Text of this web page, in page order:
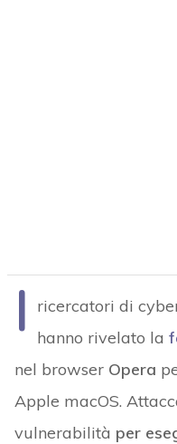
I ricercatori di
hanno rivelato la
nel browser Opera
Apple macOS.
vulnerabilità per